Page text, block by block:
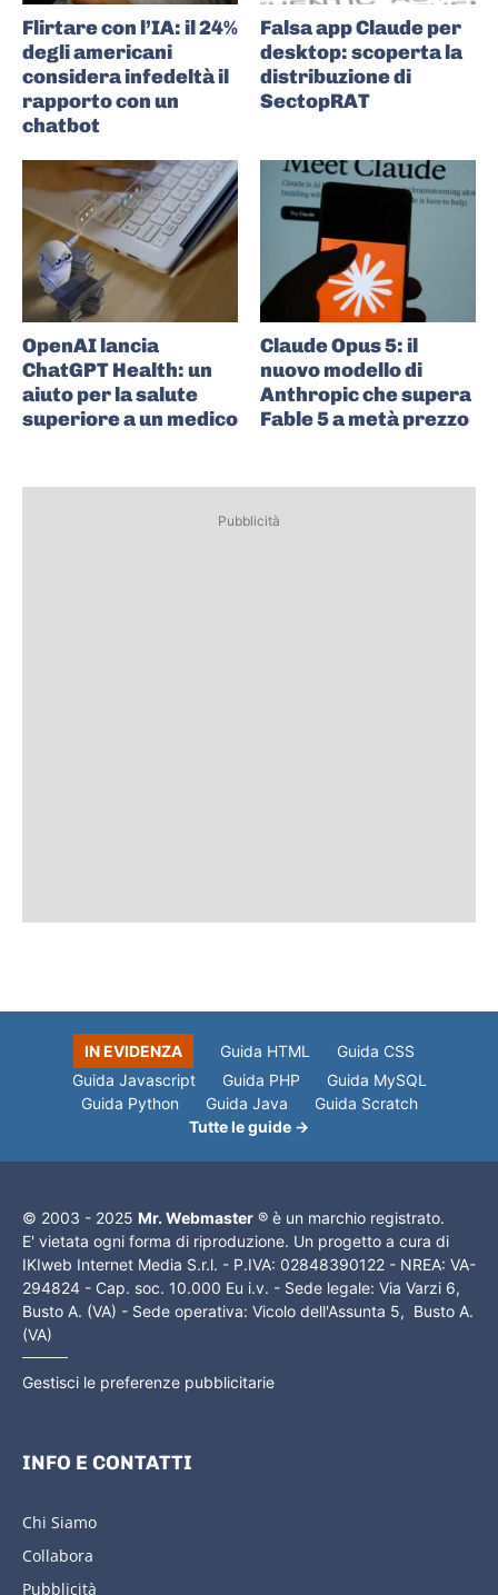
Flirtare con l’IA: il 24%
degli americani
considera infedeltà il
rapporto con un
chatbot
Falsa app Claude per
desktop: scoperta la
distribuzione di
SectopRAT
OpenAI lancia
ChatGPT Health: un
aiuto per la salute
superiore a un medico
Claude Opus 5: il
nuovo modello di
Anthropic che supera
Fable 5 a metà prezzo
Pubblicità
IN EVIDENZA Guida HTML
Guida CSS
Guida Javascript
Guida PHP
Guida MySQL
Guida Python
Guida Java
Guida Scratch
Tutte le guide →
© 2003 - 2025 Mr. Webmaster ® è un marchio registrato.
E' vietata ogni forma di riproduzione. Un progetto a cura di
IKIweb Internet Media S.r.l. - P.IVA: 02848390122 - NREA: VA-
294824 - Cap. soc. 10.000 Eu i.v. - Sede legale: Via Varzi 6,
Busto A. (VA) - Sede operativa: Vicolo dell'Assunta 5, Busto A.
(VA)
Gestisci le preferenze pubblicitarie
INFO E CONTATTI
Chi Siamo
Collabora
Pubblicità